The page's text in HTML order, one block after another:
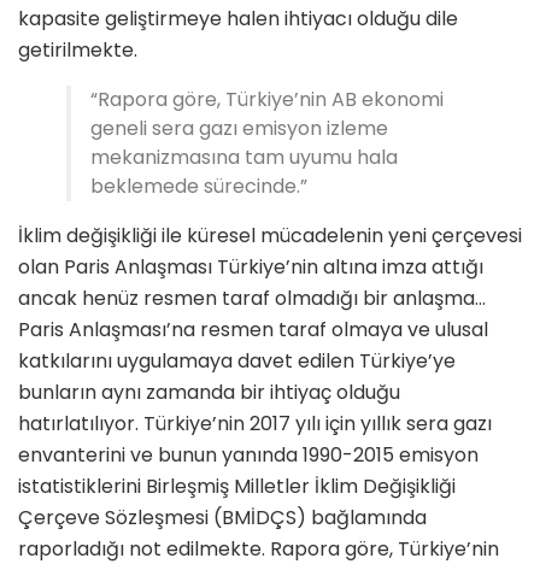
kapasite geliştirmeye halen ihtiyacı olduğu dile
getirilmekte.
“Rapora göre, Türkiye’nin AB ekonomi
geneli sera gazı emisyon izleme
mekanizmasına tam uyumu hala
beklemede sürecinde.”
İklim değişikliği ile küresel mücadelenin yeni çerçevesi
olan Paris Anlaşması Türkiye’nin altına imza attığı
ancak henüz resmen taraf olmadığı bir anlaşma…
Paris Anlaşması’na resmen taraf olmaya ve ulusal
katkılarını uygulamaya davet edilen Türkiye’ye
bunların aynı zamanda bir ihtiyaç olduğu
hatırlatılıyor. Türkiye’nin 2017 yılı için yıllık sera gazı
envanterini ve bunun yanında 1990-2015 emisyon
istatistiklerini Birleşmiş Milletler İklim Değişikliği
Çerçeve Sözleşmesi (BMİDÇS) bağlamında
raporladığı not edilmekte. Rapora göre, Türkiye’nin